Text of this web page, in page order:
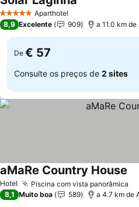
5 Estrelas Aparthotel
8,9 Excelente 909 a 11.0 km de
De € 57
Consulte os preços de 2 sites
Hotel Piscina com vista panorâmica
aMaRe Country House
8,1 Muito boa 589 a 4.7 km de